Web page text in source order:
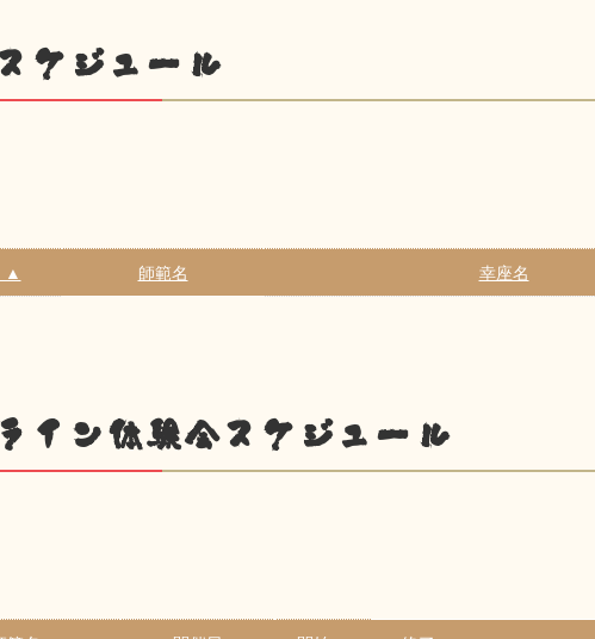
ケジュール
▲ 師範名 幸座名
イン体験会スケジュール